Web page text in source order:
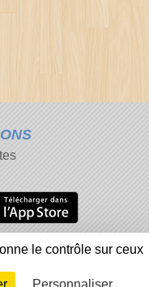
des cookies
contenu inapproprié
le contrôle sur ceux
Personnaliser